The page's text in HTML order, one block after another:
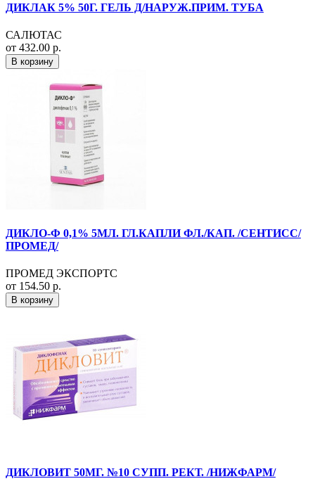
ДИКЛАК 5% 50Г. ГЕЛЬ Д/НАРУЖ.ПРИМ. ТУБА
САЛЮТАС
от 432.00 р.
В корзину
ДИКЛО-Ф 0,1% 5МЛ. ГЛ.КАПЛИ ФЛ./КАП. /СЕНТИСС/
ПРОМЕД/
ПРОМЕД ЭКСПОРТС
от 154.50 р.
В корзину
ДИКЛОВИТ 50МГ. №10 СУПП. РЕКТ. /НИЖФАРМ/